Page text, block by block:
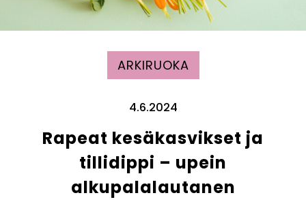
ARKIRUOKA
4.6.2024
Rapeat kesäkasvikset ja
tillidippi – upein
alkupalalautanen